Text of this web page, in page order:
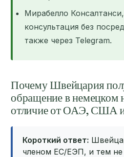
Мирабелло
консультация без
также через Telegram.
Почему Швейцария
обращение в немецком
отличие от ОАЭ, США
Короткий ответ:
членом ЕС/ЕЭП, и тем не